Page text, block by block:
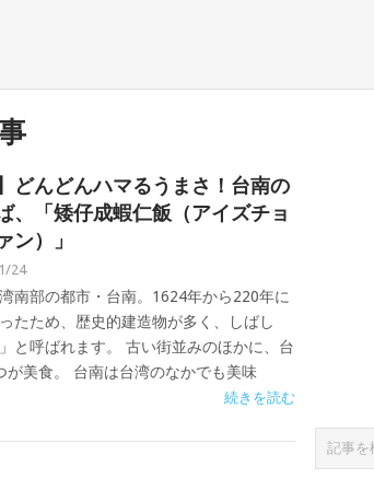
どんどんハマるうまさ！台南の
、「矮仔成蝦仁飯（アイズチョ
ン）」
24
南部の都市・台南。1624年から220年に
たため、歴史的建造物が多く、しばし
と呼ばれます。 古い街並みのほかに、台
が美食。 台南は台湾のなかでも美味
続きを読む